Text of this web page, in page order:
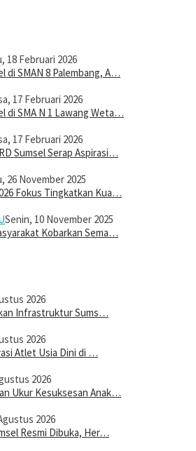
18 Februari 2026
di SMAN 8 Palembang, A…
17 Februari 2026
di SMA N 1 Lawang Weta…
17 Februari 2026
Sumsel Serap Aspirasi…
26 November 2025
Fokus Tingkatkan Kua…
Senin, 10 November 2025
Kobarkan Sema…
2026
Infrastruktur Sums…
2026
Atlet Usia Dini di …
2026
Ukur Kesuksesan Anak…
2026
Resmi Dibuka, Her…